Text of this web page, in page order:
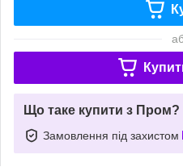
Що таке купити з Пром?
Замовлення під захистом